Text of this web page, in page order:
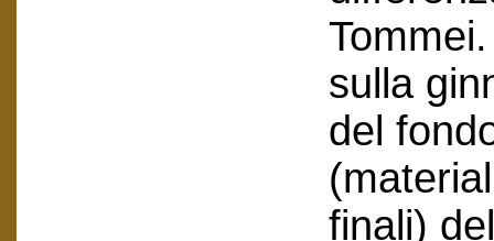
sulla
del
finali)